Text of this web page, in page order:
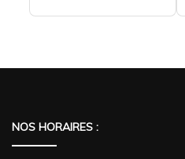
NOS HORAIRES :